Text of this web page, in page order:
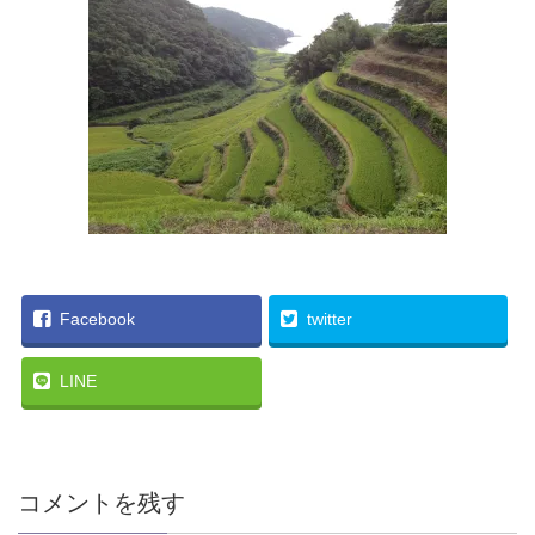
Facebook twitter
LINE
コメントを残す